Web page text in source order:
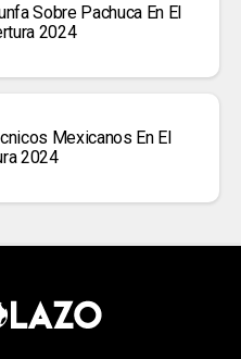
Sobre Pachuca En El
2024
Mexicanos En El
2024